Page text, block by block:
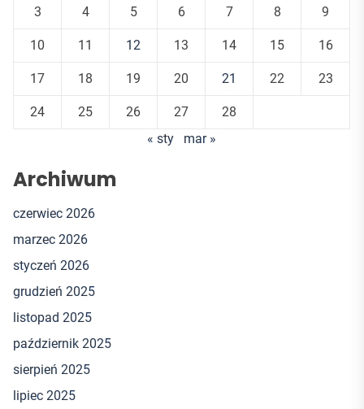
3 4 5 6 7 8 9
10 11 12 13 14 15 16
17 18 19 20 21 22 23
24 25 26 27
28
« sty
mar »
Archiwum
czerwiec 2026
marzec 2026
styczeń 2026
grudzień 2025
listopad 2025
październik 2025
sierpień 2025
lipiec 2025